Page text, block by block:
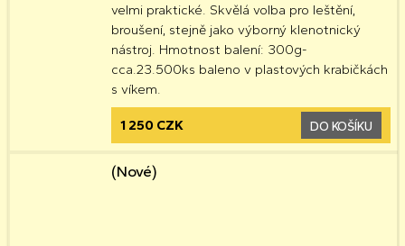
velmi praktické. Skvělá volba pro leštění,
broušení, stejně jako výborný klenotnický
nástroj. Hmotnost balení: 300g-
cca.23.500ks baleno v plastových krabičkách
s víkem.
1 250 CZK DO KOŠÍKU
(Nové)